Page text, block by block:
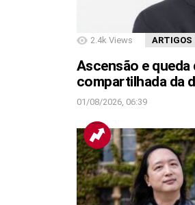
2.4k Views ARTIGOS
Ascensão e
compartilhada da
01/08/2026, 06:39